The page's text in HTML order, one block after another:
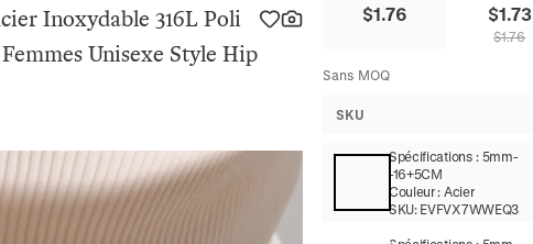
Inoxydable 316L Poli
Unisexe Style Hip
$1.76 $1.73
$1.76
Sans MOQ
SKU
Spécifications : 5mm-
-16+5CM
Couleur: Acier
SKU: EVFVX7WWEQ3